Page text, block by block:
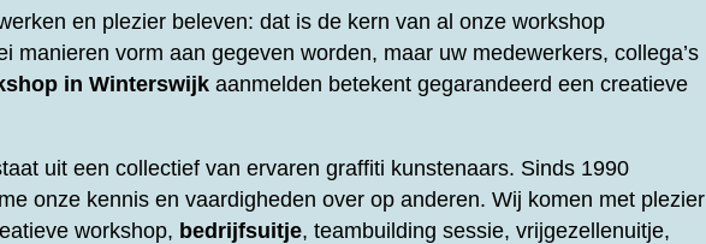
en plezier beleven: dat is de kern van al onze workshop
manieren vorm aan gegeven worden, maar uw medewerkers, collega’s
in Winterswijk aanmelden betekent gegarandeerd een creatieve
uit een collectief van ervaren graffiti kunstenaars. Sinds 1990
onze kennis en vaardigheden over op anderen. Wij komen met plezier
workshop, bedrijfsuitje, teambuilding sessie, vrijgezellenuitje,